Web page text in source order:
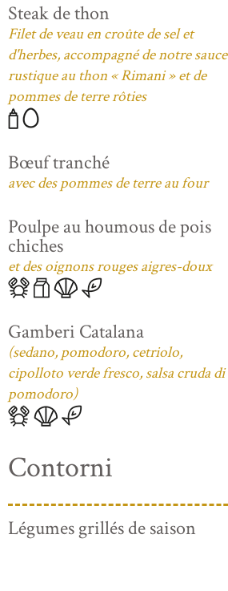
Steak de thon
Filet de veau en croûte de sel et
d'herbes, accompagné de notre sauce
rustique au thon « Rimani » et de
pommes de terre rôties
Bœuf tranché
avec des pommes de terre au four
Poulpe au houmous de pois
chiches
et des oignons rouges aigres-doux
Gamberi Catalana
(sedano, pomodoro, cetriolo,
cipolloto verde fresco, salsa cruda di
pomodoro)
Contorni
Légumes grillés de saison